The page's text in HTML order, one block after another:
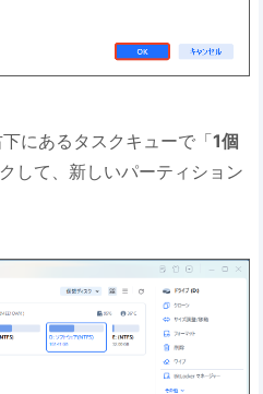
にあるタスクキューで「1個
して、新しいパーティション